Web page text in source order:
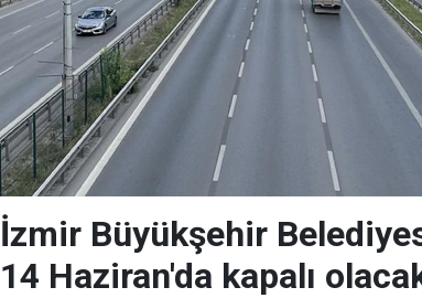
İzmir Büyükşehir
14 Haziran'da kapalı